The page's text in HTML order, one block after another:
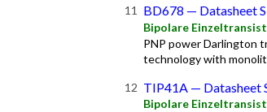
BD678 — Datasheet
Bipolare
PNP power Darlington
technology with
TIP41A — Datasheet
Bipolare